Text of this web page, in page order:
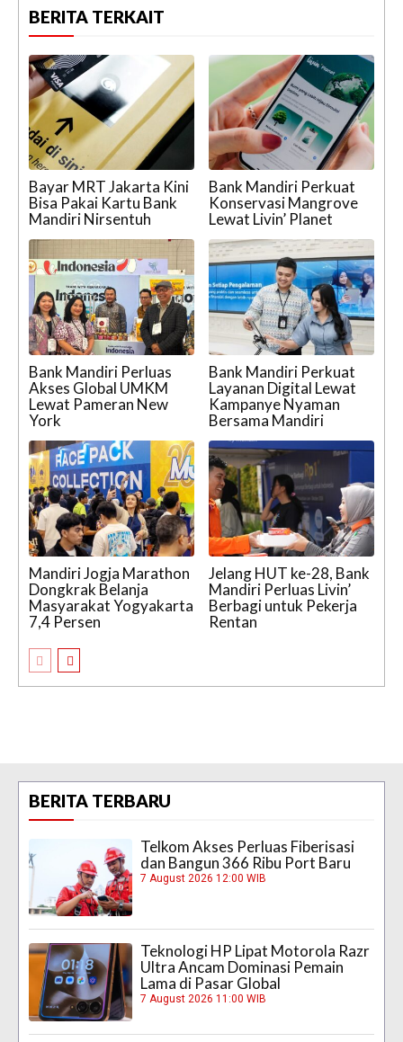
BERITA TERKAIT
Bayar MRT Jakarta Kini
Bisa Pakai Kartu Bank
Mandiri Nirsentuh
Bank Mandiri Perkuat
Konservasi Mangrove
Lewat Livin’ Planet
Bank Mandiri Perluas
Akses Global UMKM
Lewat Pameran New
York
Bank Mandiri Perkuat
Layanan Digital Lewat
Kampanye Nyaman
Bersama Mandiri
Mandiri Jogja Marathon
Dongkrak Belanja
Masyarakat Yogyakarta
7,4 Persen
Jelang HUT ke-28, Bank
Mandiri Perluas Livin’
Berbagi untuk Pekerja
Rentan
BERITA TERBARU
Telkom Akses Perluas Fiberisasi
dan Bangun 366 Ribu Port Baru
7 August 2026 12:00 WIB
Teknologi HP Lipat Motorola Razr
Ultra Ancam Dominasi Pemain
Lama di Pasar Global
7 August 2026 11:00 WIB